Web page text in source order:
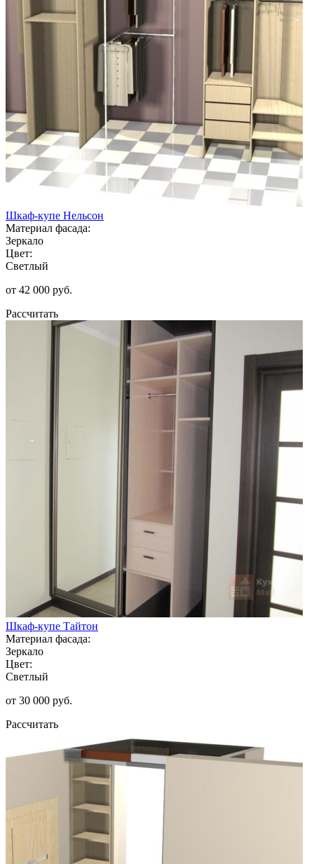
Шкаф-купе Нельсон
Материал фасада:
Зеркало
Цвет:
Светлый
от 42 000 руб.
Рассчитать
Шкаф-купе Тайтон
Материал фасада:
Зеркало
Цвет:
Светлый
от 30 000 руб.
Рассчитать